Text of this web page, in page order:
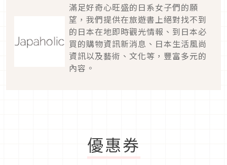
滿足好奇心旺盛的日系女子們的願
望，我們提供在旅遊書上絕對找不到
的日本在地即時觀光情報、到日本必
買的購物資訊新消息、日本生活風尚
資訊以及藝術、文化等，豐富多元的
內容。
優惠券